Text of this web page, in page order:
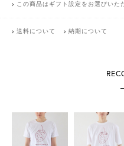
この商品はギフト設定をお選びいた
送料について 納期について